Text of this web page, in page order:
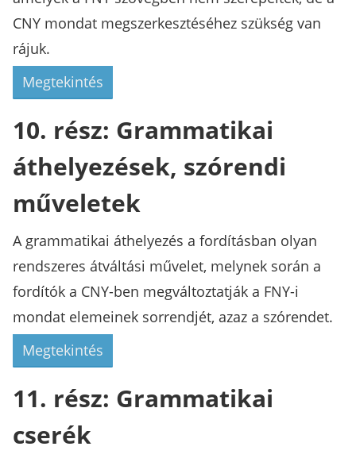
CNY mondat megszerkesztéséhez szükség van
rájuk.
Megtekintés
10. rész: Grammatikai
áthelyezések, szórendi
műveletek
A grammatikai áthelyezés a fordításban olyan
rendszeres átváltási művelet, melynek során a
fordítók a CNY-ben megváltoztatják a FNY-i
mondat elemeinek sorrendjét, azaz a szórendet.
Megtekintés
11. rész: Grammatikai
cserék